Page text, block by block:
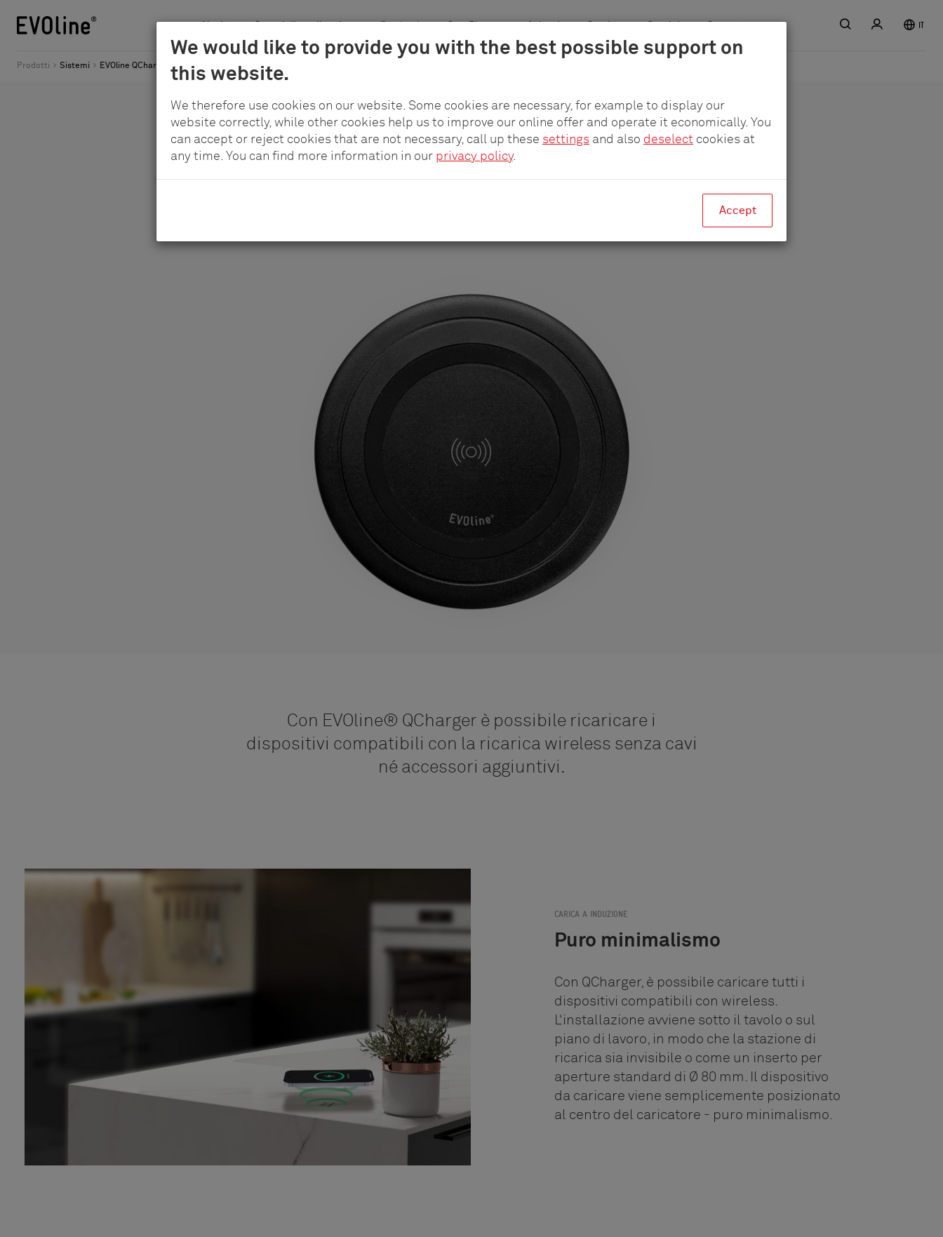
We would like to provide you with the best possible support on
this website.
We therefore use cookies on our website. Some cookies are necessary, for example to display our
website correctly, while other cookies help us to improve our online offer and operate it economically. You
can accept or reject cookies that are not necessary, call up these settings and also deselect cookies at
any time. You can find more information in our privacy policy.
Accept
Per-
Novità Campi di applicazione Prodotti pCon.Planner Azienda Carriera Servizio Contatto Ricerca Registro
IT
Prodotti Sistemi EVOline QCharger - Ricarica wireless, integrata in modo invisibile
EVOline®QCharger
Con EVOline® QCharger è possibile ricaricare i
dispositivi compatibili con la ricarica wireless senza cavi
né accessori aggiuntivi.
CARICA A INDUZIONE
Puro minimalismo
Con QCharger, è possibile caricare tutti i
dispositivi compatibili con wireless.
L‘installazione avviene sotto il tavolo o sul
piano di lavoro, in modo che la stazione di
ricarica sia invisibile o come un inserto per
aperture standard di Ø 80 mm. Il dispositivo
da caricare viene semplicemente posizionato
al centro del caricatore - puro minimalismo.